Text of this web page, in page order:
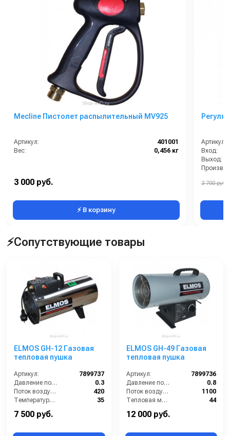
Mecline Пистолет распылительный MV925
Артикул:
401001
Вес:
0,456 кг
3 000 руб.
⚡ В корзину
Артикул:
Вход:
Выход:
3 700 руб.
⚡Сопутствующие товары
ELMOS GH-12 Газовая
тепловая пушка
Артикул:
7899737
Давление подачи газа (бар):
0.3
Поток воздуха (м3/час):
420
Температура воздуха на выходе (°C):
35
Тепловая мощность / производительность (кВт):
7 500 руб.
ELMOS GH-49 Газовая
тепловая пушка
Артикул:
7899736
Давление подачи газа (бар):
0.8
Поток воздуха (м3/час):
1100
Тепловая мощность / производительность (кВт):
44
Габариты (ДхШхВ):
12 000 руб.